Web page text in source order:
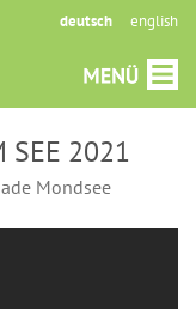
deutsch english
SEE 2021
Mondsee